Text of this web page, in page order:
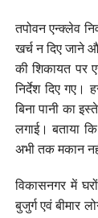
तपोवन एन्क्लेव
खर्च न दिए जाने
की शिकायत पर
निर्देश दिए गए।
बिना पानी का
लगाई। बताया
अभी तक मकान
विकासनगर में
बुजुर्ग एवं बीमार